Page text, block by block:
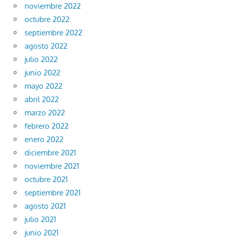
noviembre 2022
octubre 2022
septiembre 2022
agosto 2022
julio 2022
junio 2022
mayo 2022
abril 2022
marzo 2022
febrero 2022
enero 2022
diciembre 2021
noviembre 2021
octubre 2021
septiembre 2021
agosto 2021
julio 2021
junio 2021